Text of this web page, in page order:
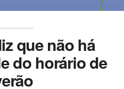
que não há
do horário de